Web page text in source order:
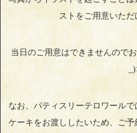
ストをご用意いただ
当日のご用意はできませんので
なお、パティスリーテロワール
ケーキをお渡ししたいため、ご